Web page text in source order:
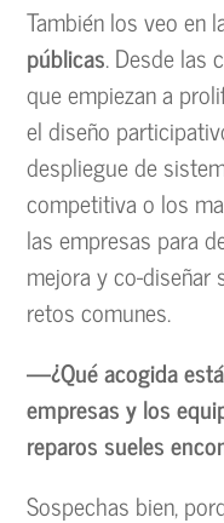
También los veo en
públicas. Desde las
que empiezan a
el diseño
despliegue de
competitiva o los
las empresas para
mejora y co-diseñar
retos comunes.
—¿Qué acogida
empresas y los
reparos sueles
Sospechas bien,